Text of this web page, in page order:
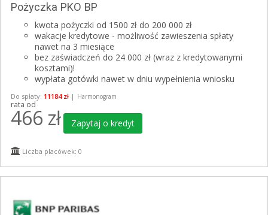
Pożyczka PKO BP
kwota pożyczki od 1500 zł do 200 000 zł
wakacje kredytowe - możliwość zawieszenia spłaty
nawet na 3 miesiące
bez zaświadczeń do 24 000 zł (wraz z kredytowanymi
kosztami)!
wypłata gotówki nawet w dniu wypełnienia wniosku
Do spłaty: 11184 zł | Harmonogram
rata od
466 zł Zapytaj o kredyt
Liczba placówek: 0